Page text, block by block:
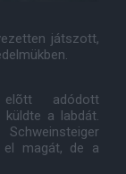
játszott,
elõtt adódott
a labdát.
el magát, de a